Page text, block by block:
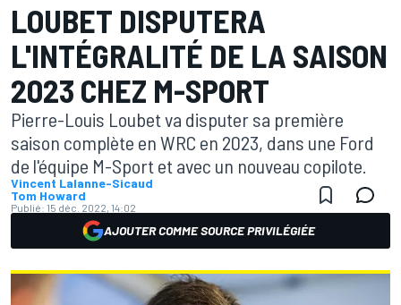
LOUBET DISPUTERA
L'INTÉGRALITÉ DE LA SAISON
2023 CHEZ M-SPORT
Pierre-Louis Loubet va disputer sa première
saison complète en WRC en 2023, dans une Ford
de l'équipe M-Sport et avec un nouveau copilote.
Vincent Lalanne-Sicaud
Tom Howard
Publié: 15 déc. 2022, 14:02
AJOUTER COMME SOURCE PRIVILÉGIÉE